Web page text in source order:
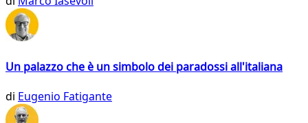
Un palazzo che è un simbolo dei paradossi all'italiana
di Eugenio Fatigante